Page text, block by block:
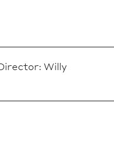
Willy